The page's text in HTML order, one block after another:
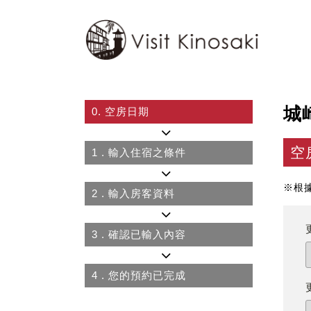
0. 空房日期
1 . 輸入住宿之條件
2 . 輸入房客資料
3 . 確認已輸入內容
4 . 您的預約已完成
城
空
※根